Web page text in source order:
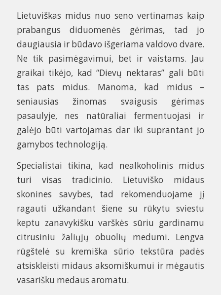
Lietuviškas midus nuo seno vertinamas kaip
prabangus diduomenės gėrimas, tad jo
daugiausia ir būdavo išgeriama valdovo dvare.
Ne tik pasimėgavimui, bet ir vaistams. Jau
graikai tikėjo, kad “Dievų nektaras” gali būti
tas pats midus. Manoma, kad midus –
seniausias žinomas svaigusis gėrimas
pasaulyje, nes natūraliai fermentuojasi ir
galėjo būti vartojamas dar iki suprantant jo
gamybos technologiją.
Specialistai tikina, kad nealkoholinis midus
turi visas tradicinio. Lietuviško midaus
skonines savybes, tad rekomenduojame jį
ragauti užkandant šiene su rūkytu sviestu
keptu zanavykišku varškės sūriu gardinamu
citrusiniu žaliųjų obuolių medumi. Lengva
rūgštelė su kremiška sūrio tekstūra padės
atsiskleisti midaus aksomiškumui ir mėgautis
vasarišku medaus aromatu.